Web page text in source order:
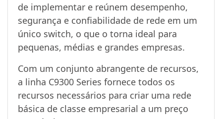
de implementar e reúnem desempenho,
segurança e confiabilidade de rede em um
único switch, o que o torna ideal para
pequenas, médias e grandes empresas.
Com um conjunto abrangente de recursos,
a linha C9300 Series fornece todos os
recursos necessários para criar uma rede
básica de classe empresarial a um preço